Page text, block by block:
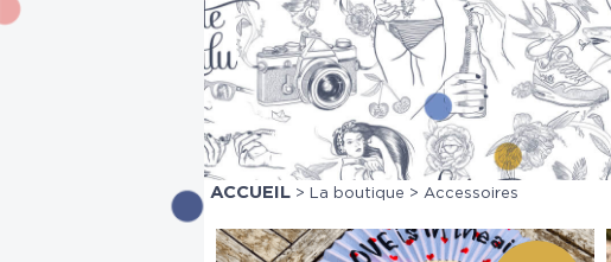
ACCUEIL > La boutique > Accessoires